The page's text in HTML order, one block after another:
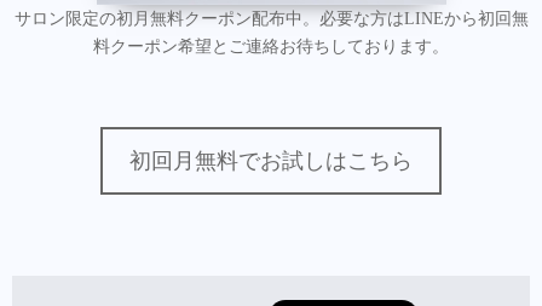
サロン限定の初月無料クーポン配布中。必要な方はLINEから初回無
料クーポン希望とご連絡お待ちしております。
初回月無料でお試しはこちら